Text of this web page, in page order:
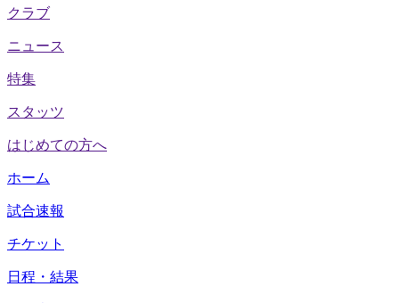
クラブ
ニュース
特集
スタッツ
はじめての方へ
ホーム
試合速報
チケット
日程・結果